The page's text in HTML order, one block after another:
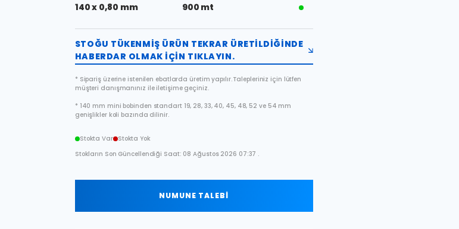
140 x 0,80 mm
900 mt
STOĞU TÜKENMIŞ ÜRÜN TEKRAR ÜRETILDIĞINDE
HABERDAR OLMAK IÇIN TIKLAYIN.
* Sipariş üzerine istenilen ebatlarda üretim yapılır. Talepleriniz için lütfen
müşteri danışmanınız ile iletişime geçiniz.
* 140 mm mini bobinden standart 19, 28, 33, 40, 45, 48, 52 ve 54 mm
genişlikler koli bazında dilinir.
Stokta Var Stokta Yok
Stokların Son Güncellendiği Saat: 08 Ağustos 2026 07:37 .
NUMUNE TALEBİ